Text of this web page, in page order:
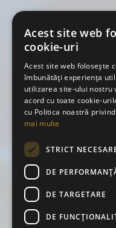
Acest site web
cookie-uri
Acest site web folosește
îmbunătăți experiența
utilizarea site-ului nostru
acord cu toate cookie-
cu Politica noastră
mai multe
STRICT
DE
DE TARGETARE
DE